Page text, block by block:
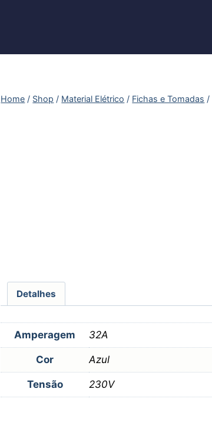
Home / Shop / Material Elétrico / Fichas e Tomadas /
Detalhes
Amperagem 32A
Cor Azul
Tensão 230V